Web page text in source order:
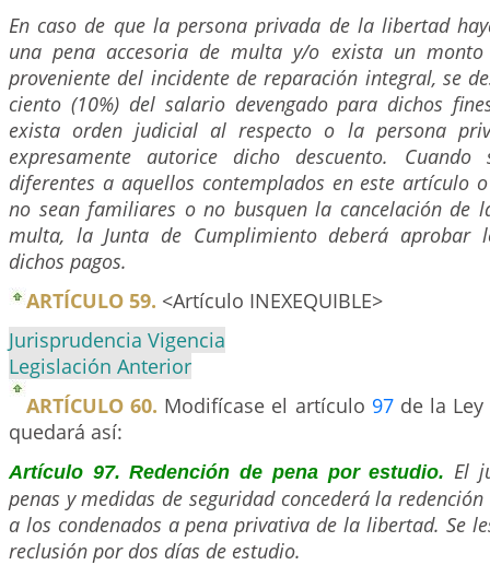
En caso de que la persona privada de la libertad
una pena accesoria de multa y/o exista un monto
proveniente del incidente de reparación integral, se
ciento (10%) del salario devengado para dichos
exista orden judicial al respecto o la persona
expresamente autorice dicho descuento.
diferentes a aquellos contemplados en este artículo
no sean familiares o no busquen la cancelación de
multa, la Junta de Cumplimiento deberá aprobar
dichos pagos.
ARTÍCULO 59. <Artículo INEXEQUIBLE>
Jurisprudencia Vigencia
Legislación Anterior
ARTÍCULO 60. Modifícase el artículo 97de la Ley
quedará así:
Artículo 97. Redención de pena por estudio.El
penas y medidas de seguridad concederá la
a los condenados a pena privativa de la libertad. Se
reclusión por dos días de estudio.